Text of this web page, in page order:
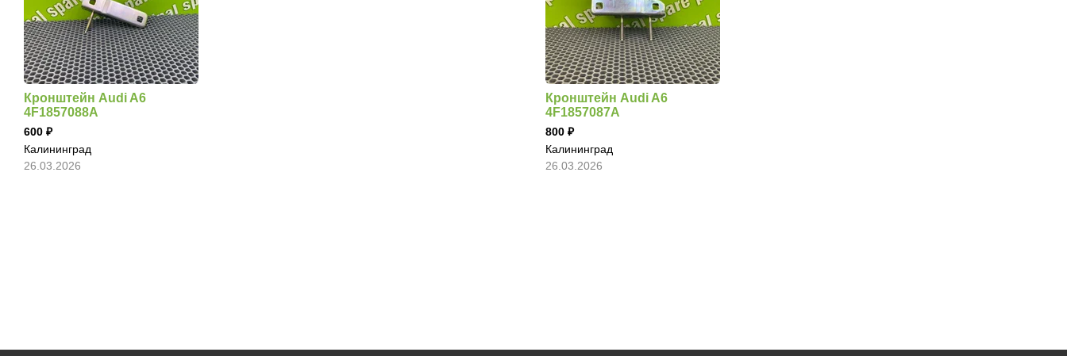
Кронштейн Audi A6
4F1857088A
600
Калининград
26.03.2026
Кронштейн Audi A6
4F1857087A
800
Калининград
26.03.2026